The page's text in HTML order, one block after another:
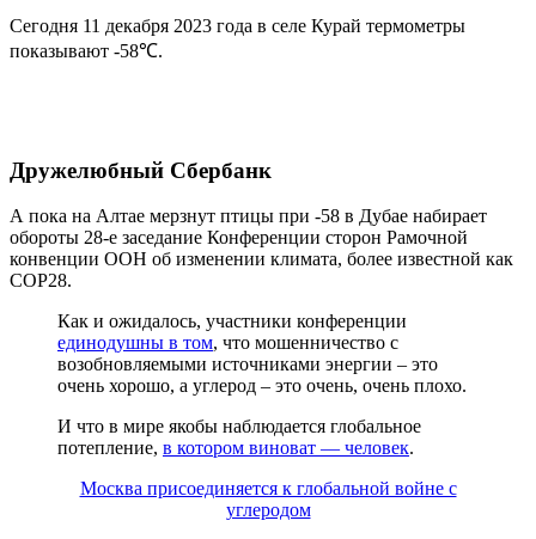
Сегодня 11 декабря 2023 года в селе Курай термометры
показывают -58℃.
Дружелюбный Сбербанк
А пока на Алтае мерзнут птицы при -58 в Дубае набирает
обороты 28-е заседание Конференции сторон Рамочной
конвенции ООН об изменении климата, более известной как
COP28.
Как и ожидалось, участники конференции
единодушны в том, что мошенничество с
возобновляемыми источниками энергии – это
очень хорошо, а углерод – это очень, очень плохо.
И что в мире якобы наблюдается глобальное
потепление, в котором виноват — человек.
Москва присоединяется к глобальной войне с
углеродом